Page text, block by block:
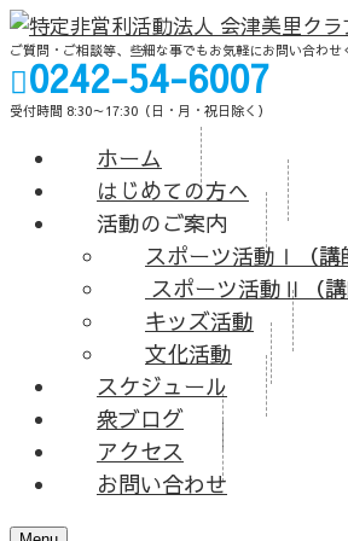
ご質問・ご相談等、些細な事でもお気軽にお問い合わせ
0242-54-6007
受付時間 8:30～17:30（日・月・祝日除く）
ホーム
はじめての方へ
活動のご案内
スポーツ活動Ⅰ（講
スポーツ活動Ⅱ（講
キッズ活動
文化活動
スケジュール
衆ブログ
アクセス
お問い合わせ